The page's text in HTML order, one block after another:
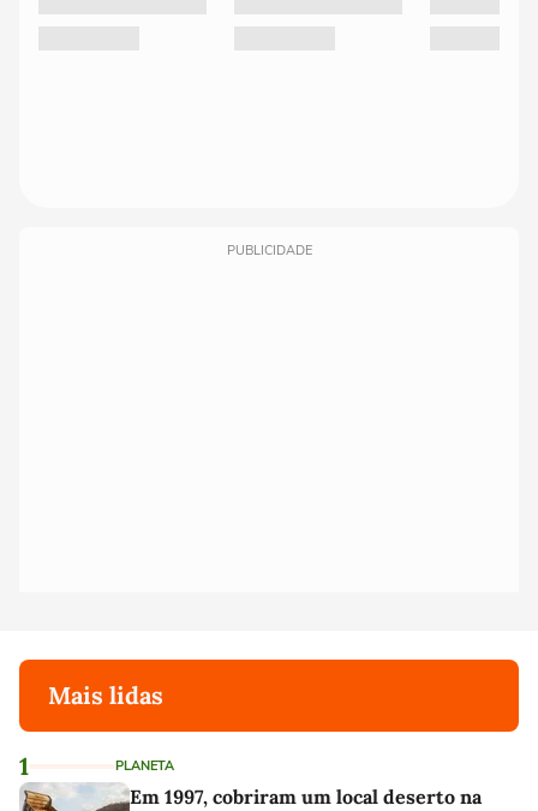
PUBLICIDADE
Mais lidas
1 PLANETA
Em 1997, cobriram um local deserto na